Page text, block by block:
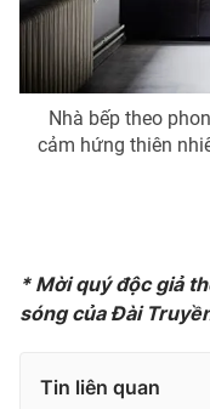
Nhà bếp theo
cảm hứng thiên
* Mời quý độc giả
sóng của Đài
Tin liên quan